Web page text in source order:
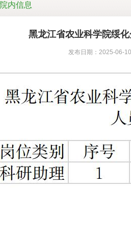
院内信息
黑龙江省农业科学院绥
发布日期：2025-06-